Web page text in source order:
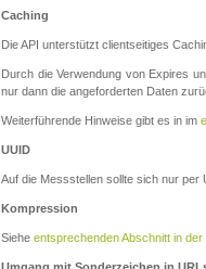
Caching
Die API unterstützt clientseitiges
Durch die Verwendung von Expires
nur dann die angeforderten Daten
Weiterführende Hinweise gibt es in im
UUID
Auf die Messstellen sollte sich nur per
Kompression
Siehe entsprechenden Abschnitt in